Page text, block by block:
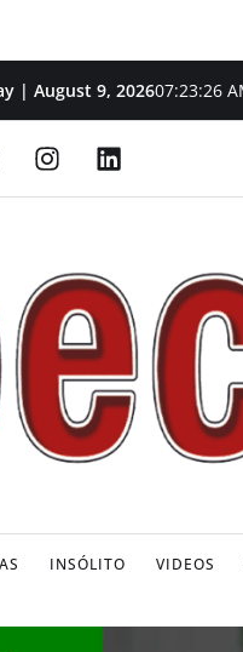
| August 9, 202607:23:27
INSÓLITO VIDEOS